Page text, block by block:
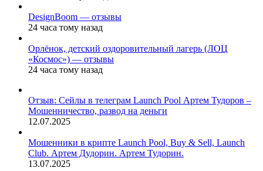
DesignBoom — отзывы
24 часа тому назад
Орлёнок, детский оздоровительный лагерь (ЛОЦ
«Космос») — отзывы
24 часа тому назад
Отзыв: Сейлы в телеграм Launch Pool Артем Тудоров –
Мошенничество, развод на деньги
12.07.2025
Мошенники в крипте Launch Pool, Buy & Sell, Launch
Club. Артем Дудорин. Артем Тудорин.
13.07.2025